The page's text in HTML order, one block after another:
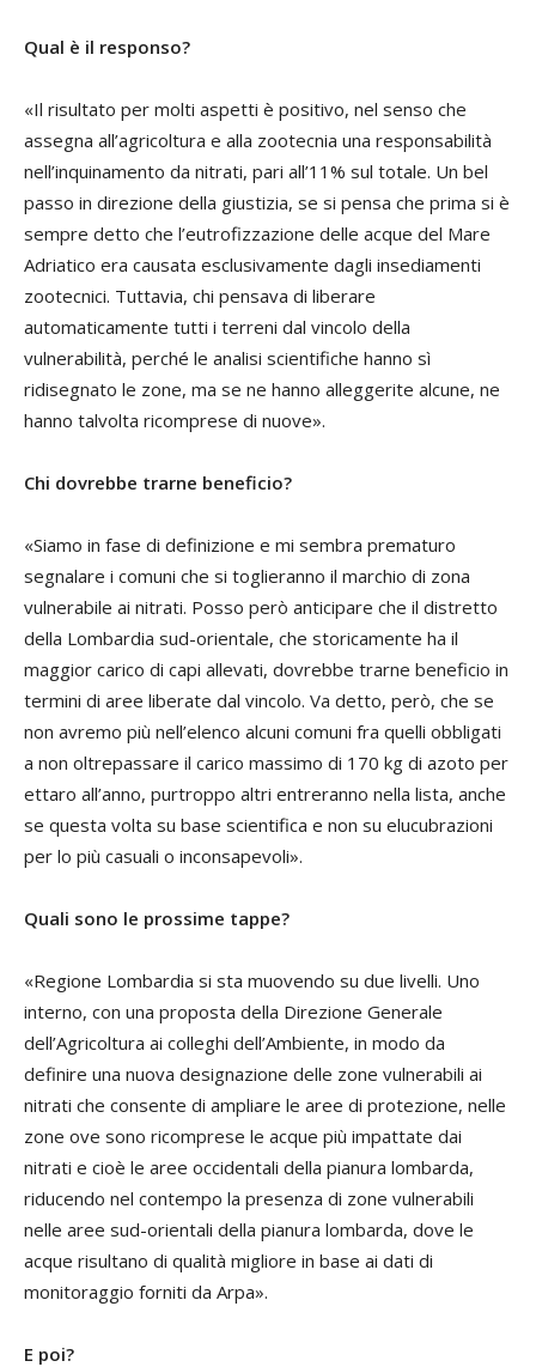
Qual è il responso?
«Il risultato per molti aspetti è positivo, nel senso che
assegna all’agricoltura e alla zootecnia una responsabilità
nell’inquinamento da nitrati, pari all’11% sul totale. Un bel
passo in direzione della giustizia, se si pensa che prima si è
sempre detto che l’eutrofizzazione delle acque del Mare
Adriatico era causata esclusivamente dagli insediamenti
zootecnici. Tuttavia, chi pensava di liberare
automaticamente tutti i terreni dal vincolo della
vulnerabilità, perché le analisi scientifiche hanno sì
ridisegnato le zone, ma se ne hanno alleggerite alcune, ne
hanno talvolta ricomprese di nuove».
Chi dovrebbe trarne beneficio?
«Siamo in fase di definizione e mi sembra prematuro
segnalare i comuni che si toglieranno il marchio di zona
vulnerabile ai nitrati. Posso però anticipare che il distretto
della Lombardia sud-orientale, che storicamente ha il
maggior carico di capi allevati, dovrebbe trarne beneficio in
termini di aree liberate dal vincolo. Va detto, però, che se
non avremo più nell’elenco alcuni comuni fra quelli obbligati
a non oltrepassare il carico massimo di 170 kg di azoto per
ettaro all’anno, purtroppo altri entreranno nella lista, anche
se questa volta su base scientifica e non su elucubrazioni
per lo più casuali o inconsapevoli».
Quali sono le prossime tappe?
«Regione Lombardia si sta muovendo su due livelli. Uno
interno, con una proposta della Direzione Generale
dell’Agricoltura ai colleghi dell’Ambiente, in modo da
definire una nuova designazione delle zone vulnerabili ai
nitrati che consente di ampliare le aree di protezione, nelle
zone ove sono ricomprese le acque più impattate dai
nitrati e cioè le aree occidentali della pianura lombarda,
riducendo nel contempo la presenza di zone vulnerabili
nelle aree sud-orientali della pianura lombarda, dove le
acque risultano di qualità migliore in base ai dati di
monitoraggio forniti da Arpa».
E poi?